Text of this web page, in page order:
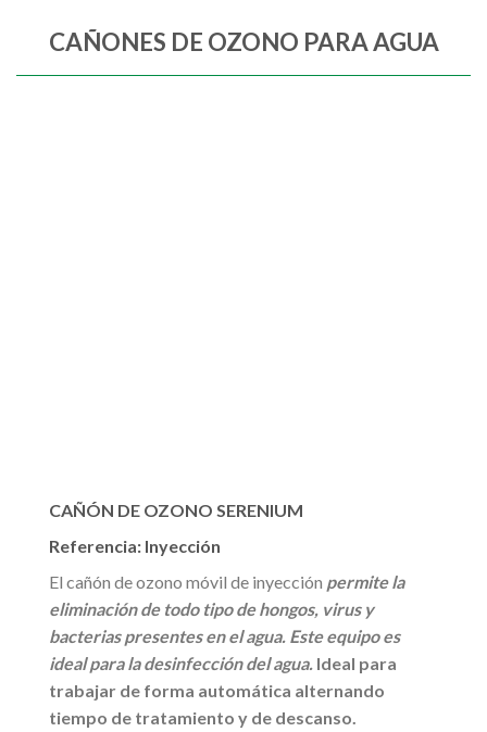
CAÑONES DE OZONO PARA AGUA
CAÑÓN DE OZONO SERENIUM
Referencia: Inyección
El cañón de ozono móvil de inyección permite la
eliminación de todo tipo de hongos, virus y
bacterias presentes en el agua. Este equipo es
ideal para la desinfección del agua. Ideal para
trabajar de forma automática alternando
tiempo de tratamiento y de descanso.